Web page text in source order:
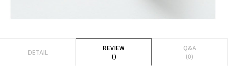
DETAIL
REVIEW
()
Q&A
(0)